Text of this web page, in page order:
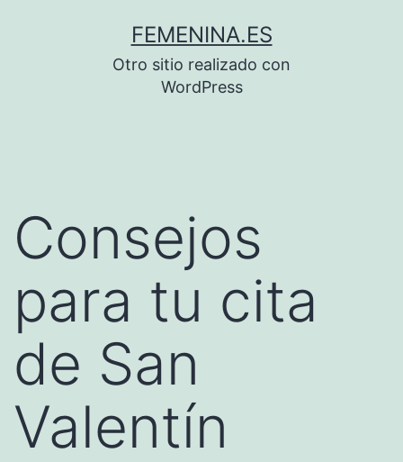
FEMENINA.ES
Otro sitio realizado con
WordPress
Consejos
para tu cita
de San
Valentín